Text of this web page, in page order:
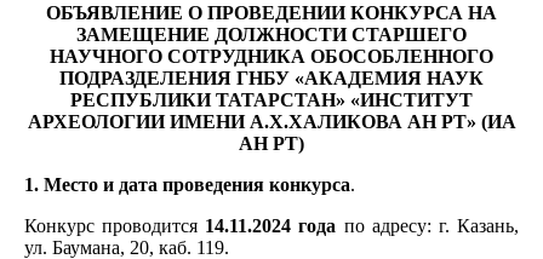
ОБЪЯВЛЕНИЕ О ПРОВЕДЕНИИ КОНКУРСА НА
ЗАМЕЩЕНИЕ ДОЛЖНОСТИСТАРШЕГО
НАУЧНОГО СОТРУДНИКА ОБОСОБЛЕННОГО
ПОДРАЗДЕЛЕНИЯ ГНБУ «АКАДЕМИЯ НАУК
РЕСПУБЛИКИ ТАТАРСТАН» «ИНСТИТУТ
АРХЕОЛОГИИ ИМЕНИ А.Х.ХАЛИКОВА АН РТ» (ИА
АН РТ)
1. Место и дата проведения конкурса.
Конкурс проводится 14.11.2024 года по адресу: г. Казань,
ул. Баумана, 20, каб. 119.